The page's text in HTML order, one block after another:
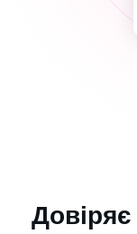
Довіряє